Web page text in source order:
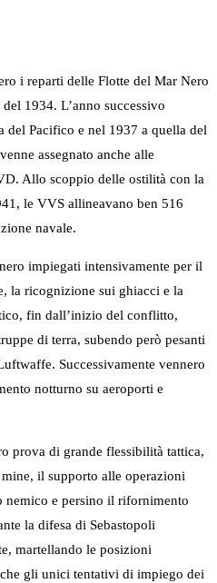
i reparti delle Flotte del Mar Nero
1934. L’anno successivo
del Pacifico e nel 1937 a quella del
assegnato anche alle
Allo scoppio delle ostilità con la
le VVS allineavano ben 516
navale.
impiegati intensivamente per il
la ricognizione sui ghiacci e la
fin dall’inizio del conflitto,
di terra, subendo però pesanti
Successivamente vennero
notturno su aeroporti e
prova di grande flessibilità tattica,
il supporto alle operazioni
e persino il rifornimento
la difesa di Sebastopoli
martellando le posizioni
gli unici tentativi di impiego dei